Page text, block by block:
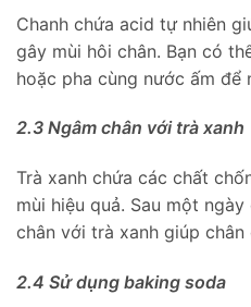
Chanh chứa acid tự nhiên
gây mùi hôi chân. Bạn có
hoặc pha cùng nước ấm để
2.3 Ngâm chân với trà xanh
Trà xanh chứa các chất
mùi hiệu quả. Sau một
chân với trà xanh giúp chân
2.4 Sử dụng baking soda